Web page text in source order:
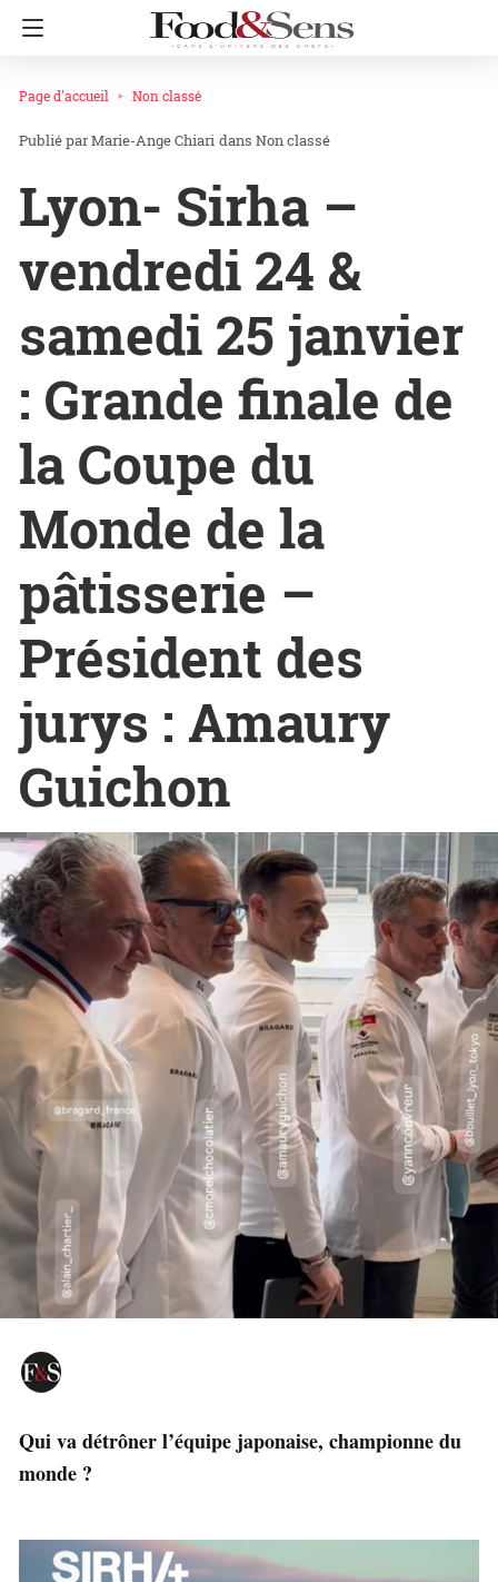
Page d'accueil Non classé
Marie-Ange Chiari dans Non classé
Lyon- Sirha –
vendredi 24 &
samedi 25 janvier
: Grande finale de
la Coupe du
Monde de la
pâtisserie –
Président des
jurys : Amaury
Guichon
Qui va détrôner l’équipe japonaise, championne du
monde ?